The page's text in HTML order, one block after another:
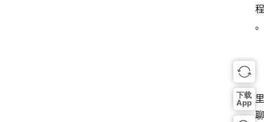
程
。
里
聊
下载
App